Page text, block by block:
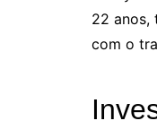
22 anos,
com o